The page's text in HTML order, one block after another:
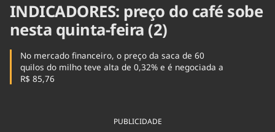
INDICADORES: preço do café sobe
nesta quinta-feira (2)
No mercado financeiro, o preço da saca de 60
quilos do milho teve alta de 0,32% e é negociada a
R$ 85,76
PUBLICIDADE